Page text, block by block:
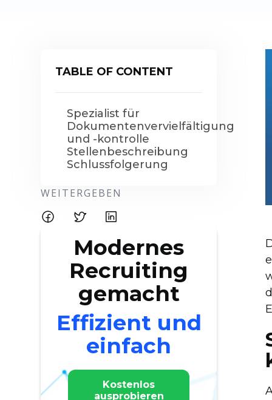
TABLE OF CONTENT
Spezialist für
Dokumentenvervielfältigung
und -kontrolle
Stellenbeschreibung
Schlussfolgerung
WEITERGEBEN
Modernes
Recruiting
gemacht
Effizient und
einfach
Kostenlos
ausprobieren